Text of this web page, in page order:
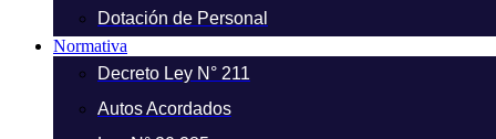
Dotación de Personal
Normativa
Decreto Ley N° 211
Autos Acordados